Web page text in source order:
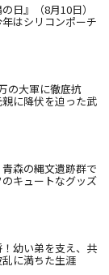
日』（8月10日）
はシリコンポーチ
の大軍に徹底抗
に降伏を迫った武
森の縄文遺跡群で
キュートなグッズ
幼い弟を支え、共
に満ちた生涯